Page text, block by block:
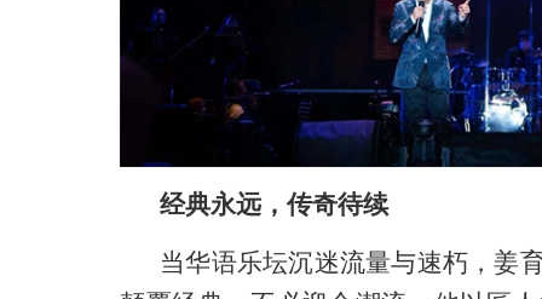
经典永远，传奇待续
当华语乐坛沉迷流量与速朽，姜